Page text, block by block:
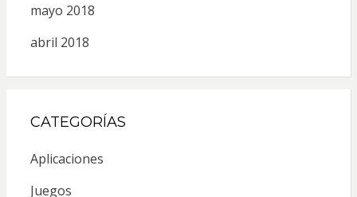
mayo 2018
abril 2018
CATEGORÍAS
Aplicaciones
Juegos